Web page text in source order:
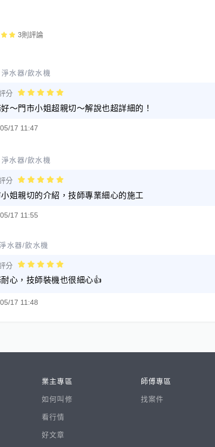
3則評論
淨水器/飲水機
分
～門市小姐超親切～解說也超詳細的！
17 11:47
淨水器/飲水機
分
小姐親切的介紹，技師專業細心的施工
17 11:55
水器/飲水機
分
心，技師裝機也很細心👍
17 11:48
業主專區
如何叫修
看行情
好文章
師傅專區
找案件